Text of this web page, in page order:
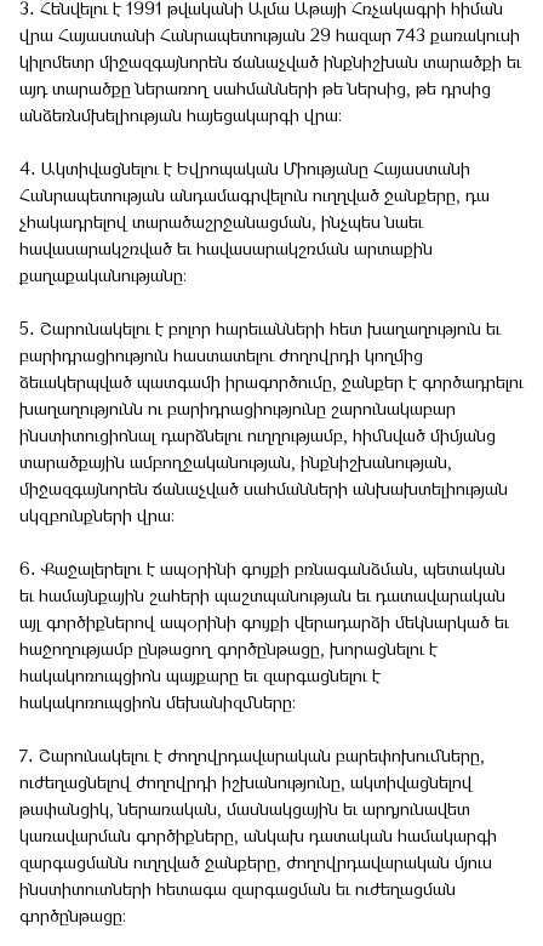
3․ Հենվելու է 1991 թվականի Ալմա Աթայի Հռչակագրի հիման
վրա Հայաստանի Հանրապետության 29 հազար 743 քառակուսի
կիլոմետր միջազգայնորեն ճանաչված ինքնիշխան տարածքի եւ
այդ տարածքը ներառող սահմանների թե ներսից, թե դրսից
անձեռնմխելիության հայեցակարգի վրա։
4․ Ակտիվացնելու է Եվրոպական Միությանը Հայաստանի
Հանրապետության անդամագրվելուն ուղղված ջանքերը, դա
չհակադրելով տարածաշրջանացման, ինչպես նաեւ
հավասարակշռված եւ հավասարակշռման արտաքին
քաղաքականությանը։
5․ Շարունակելու է բոլոր հարեւանների հետ խաղաղություն եւ
բարիդրացիություն հաստատելու ժողովրդի կողմից
ձեւակերպված պատգամի իրագործումը, ջանքեր է գործադրելու
խաղաղությունն ու բարիդրացիությունը շարունակաբար
ինստիտուցիոնալ դարձնելու ուղղությամբ, հիմնված միմյանց
տարածքային ամբողջականության, ինքնիշխանության,
միջազգայնորեն ճանաչված սահմանների անխախտելիության
սկզբունքների վրա։
6․ Քաջալերելու է ապօրինի գույքի բռնագանձման, պետական
եւ համայնքային շահերի պաշտպանության եւ դատավարական
այլ գործիքներով ապօրինի գույքի վերադարձի մեկնարկած եւ
հաջողությամբ ընթացող գործընթացը, խորացնելու է
հակակոռուպցիոն պայքարը եւ զարգացնելու է
հակակոռուպցիոն մեխանիզմները:
7․ Շարունակելու է ժողովրդավարական բարեփոխումները,
ուժեղացնելով ժողովրդի իշխանությունը, ակտիվացնելով
թափանցիկ, ներառական, մասնակցային եւ արդյունավետ
կառավարման գործիքները, անկախ դատական համակարգի
զարգացմանն ուղղված ջանքերը, ժողովրդավարական մյուս
ինստիտուտների հետագա զարգացման եւ ուժեղացման
գործընթացը։